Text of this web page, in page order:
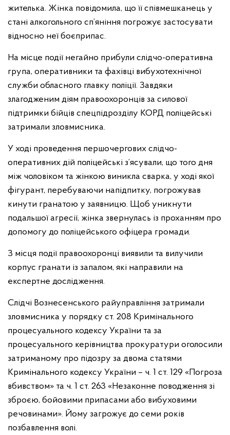
жителька. Жінка повідомила, що її співмешканець у
стані алкогольного сп’яніння погрожує застосувати
відносно неї боєприпас.
На місце події негайно прибули слідчо-оперативна
група, оперативники та фахівці вибухотехнічної
служби обласного главку поліції. Завдяки
злагодженим діям правоохоронців за силової
підтримки бійців спецпідрозділу КОРД поліцейські
затримали зловмисника.
У ході проведення першочергових слідчо-
оперативних дій поліцейські з’ясували, що того дня
між чоловіком та жінкою виникла сварка, у ході якої
фігурант, перебуваючи напідпитку, погрожував
кинути гранатою у заявницю. Щоб уникнути
подальшої агресії, жінка звернулась із проханням про
допомогу до поліцейського офіцера громади.
З місця події правоохоронці виявили та вилучили
корпус гранати із запалом, які направили на
експертне дослідження.
Слідчі Вознесенського райуправління затримали
зловмисника у порядку ст. 208 Кримінального
процесуального кодексу України та за
процесуального керівництва прокуратури оголосили
затриманому про підозру за двома статями
Кримінального кодексу України – ч. 1 ст. 129 «Погроза
вбивством» та ч. 1 ст. 263 «Незаконне поводження зі
зброєю, бойовими припасами або вибуховими
речовинами». Йому загрожує до семи років
позбавлення волі.